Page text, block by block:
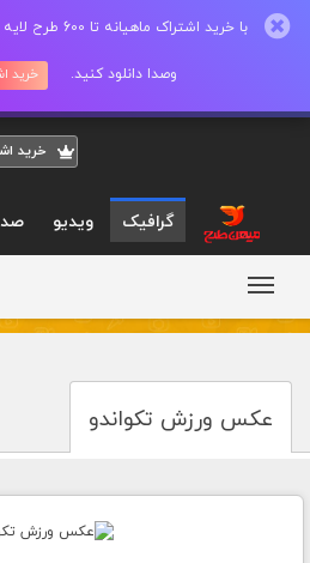
با خرید
وصدا دانلود کنید. خرید
خريد
گرافیک ویدیو
عکس ورزش تکواندو